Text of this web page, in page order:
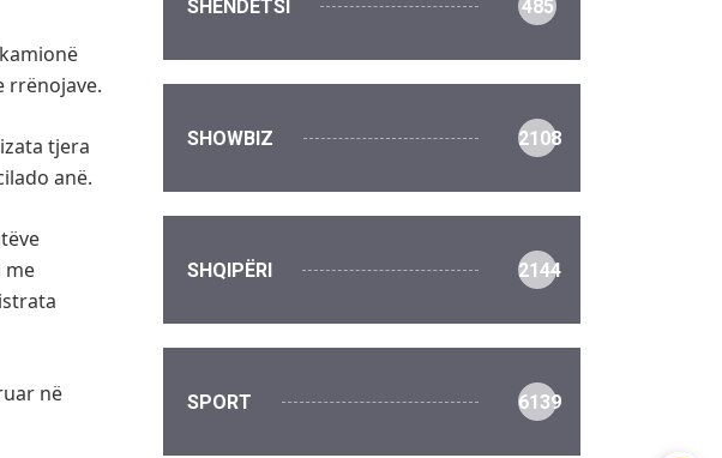
rrënojave.
tjera
anë.
me
në
SHËNDETSI 485
SHOWBIZ 2108
SHQIPËRI 2144
SPORT 6139